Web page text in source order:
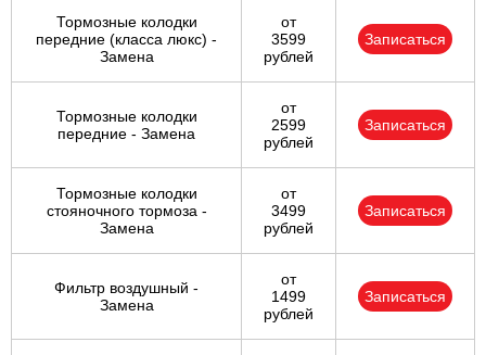
Тормозные колодки
передние (класса люкс) -
Замена
от
3599
рублей
Записаться
Тормозные колодки
передние - Замена
от
2599
рублей
Записаться
Тормозные колодки
стояночного тормоза -
Замена
от
3499
рублей
Записаться
Фильтр воздушный -
Замена
от
1499
рублей
Записаться